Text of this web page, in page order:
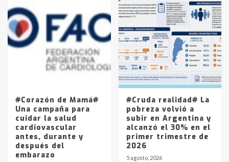
4
Accidente en Ruta 5: falleció un
joven de Trenque Lauquen
Los precios de los combustibles en
La Pampa, desde YPF hasta Axion
entre 857 a 1338 pesos
#Corazón de Mamá#
Una campaña para
cuidar la salud
cardiovascular
antes, durante y
después del
embarazo
#Cruda realidad# La
pobreza volvió a
subir en Argentina y
alcanzó el 30% en el
primer trimestre de
2026
5 agosto, 2026